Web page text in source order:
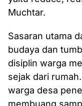
Muchtar.
Sasaran utama
budaya dan
disiplin warga
sejak dari
warga desa
membuang